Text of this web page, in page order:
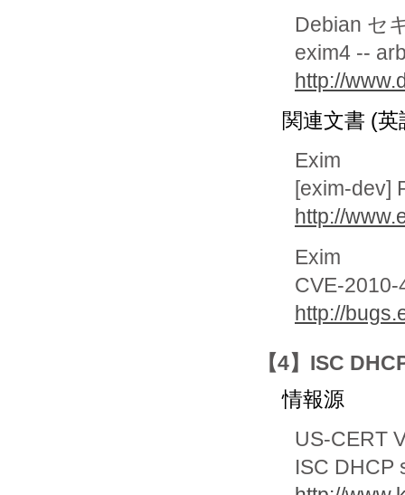
Debian セ
exim4 --
http://
関連文書 (英
Exim
[exim-dev]
http://
Exim
CVE-
http://
【4】ISC
情報源
US-CERT
ISC DHCP